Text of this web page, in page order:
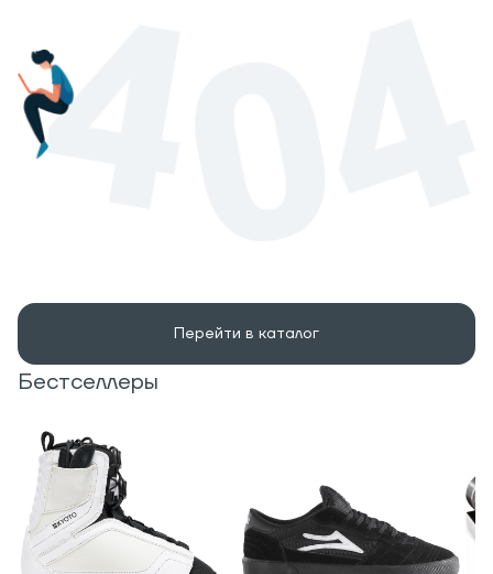
Перейти в каталог
Бестселлеры